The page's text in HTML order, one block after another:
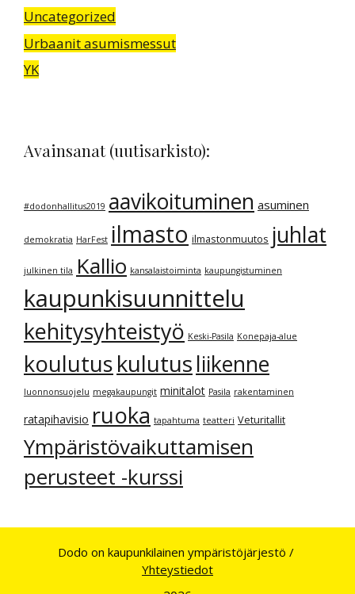
Uncategorized
Urbaanit asumismessut
YK
Avainsanat (uutisarkisto):
#dodonhallitus2019 aavikoituminen asuminen
demokratia HarFest ilmasto ilmastonmuutos juhlat
julkinen tila Kallio kansalaistoiminta kaupungistuminen
kaupunkisuunnittelu
kehitysyhteistyö Keski-Pasila Konepaja-alue
koulutuskulutusliikenne
luonnonsuojelu megakaupungit minitalot Pasila rakentaminen
ratapihavisio ruoka tapahtuma teatteri Veturitallit
Ympäristövaikuttamisen
perusteet -kurssi
Dodo on kaupunkilainen ympäristöjärjestö /
Yhteystiedot